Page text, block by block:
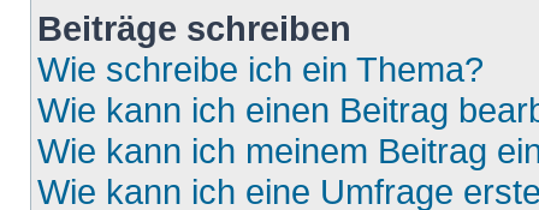
Beiträge schreiben
Wie schreibe ich ein Thema?
Wie kann ich einen Beitrag
Wie kann ich meinem Beitrag
Wie kann ich eine Umfrage